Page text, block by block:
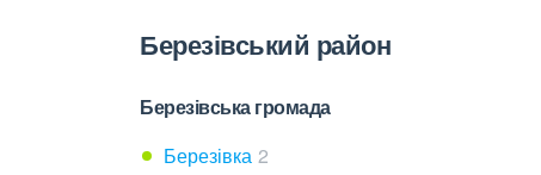
Березівський район
Березівська громада
Березівка 2